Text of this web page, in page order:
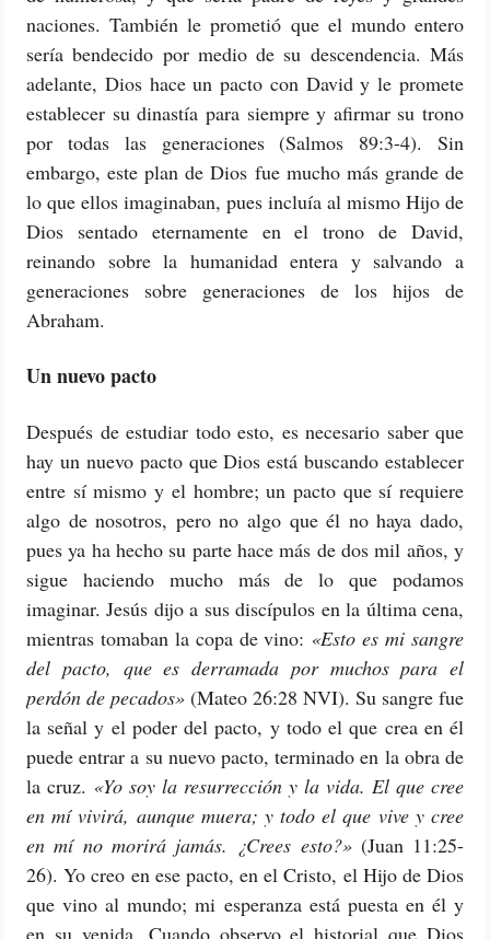
naciones. También le prometió que el mundo entero
sería bendecido por medio de su descendencia. Más
adelante, Dios hace un pacto con David y le promete
establecer su dinastía para siempre y afirmar su trono
por todas las generaciones (Salmos 89:3-4). Sin
embargo, este plan de Dios fue mucho más grande de
lo que ellos imaginaban, pues incluía al mismo Hijo de
Dios sentado eternamente en el trono de David,
reinando sobre la humanidad entera y salvando a
generaciones sobre generaciones de los hijos de
Abraham.
Un nuevo pacto
Después de estudiar todo esto, es necesario saber que
hay un nuevo pacto que Dios está buscando establecer
entre sí mismo y el hombre; un pacto que sí requiere
algo de nosotros, pero no algo que él no haya dado,
pues ya ha hecho su parte hace más de dos mil años, y
sigue haciendo mucho más de lo que podamos
imaginar. Jesús dijo a sus discípulos en la última cena,
mientras tomaban la copa de vino: «Esto es mi sangre
del pacto, que es derramada por muchos para el
perdón de pecados» (Mateo 26:28 NVI). Su sangre fue
la señal y el poder del pacto, y todo el que crea en él
puede entrar a su nuevo pacto, terminado en la obra de
la cruz. «Yo soy la resurrección y la vida. El que cree
en mí vivirá, aunque muera; y todo el que vive y cree
en mí no morirá jamás. ¿Crees esto?»(Juan 11:25-
26). Yo creo en ese pacto, en el Cristo, el Hijo de Dios
que vino al mundo; mi esperanza está puesta en él y
en su venida. Cuando observo el historial que Dios